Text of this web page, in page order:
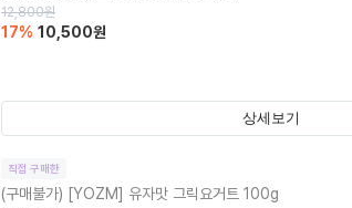
12,800원
17% 10,500원
상세보기
직접 구매한
(구매불가) [YOZM] 유자맛 그릭요거트 100g